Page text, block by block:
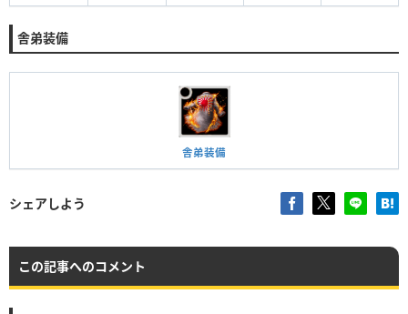
舎弟装備
舎弟装備
シェアしよう
この記事へのコメント